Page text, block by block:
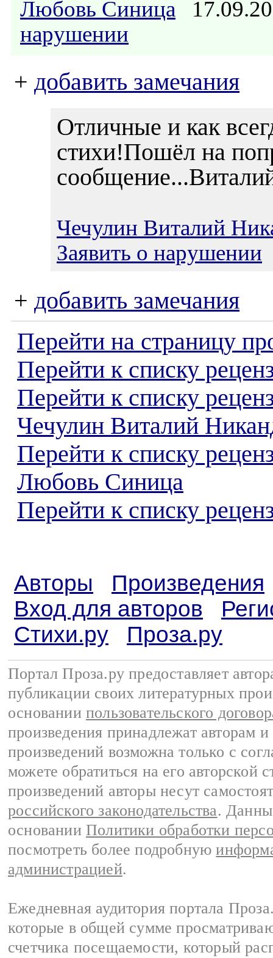
Любовь Синица
нарушении
+ добавить замечания
Отличные и как
стихи!Пошёл на
Чечулин Виталий
Заявить о нарушении
+ добавить замечания
Перейти на страницу
Перейти к списку
Перейти к списку
Чечулин Виталий
Перейти к списку
Любовь Синица
Перейти к списку
Авторы
Произведения
Вход для авторов
Стихи.ру
Проза.ру
Портал Проза.ру предоставляет
публикации своих литературных
основании пользовательского
произведения принадлежат авторам
произведений возможна только с
можете обратиться на его авторской
произведений авторы несут
российского законодательства.
основании Политики обработки
посмотреть более подробную
администрацией.
Ежедневная аудитория портала
которые в общей сумме
счетчика посещаемости, который